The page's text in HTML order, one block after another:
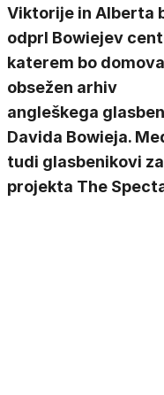
Viktorije in Alberta
odprl Bowiejev
katerem bo
obsežen arhiv
angleškega
Davida Bowieja.
tudi glasbenikovi
projekta The